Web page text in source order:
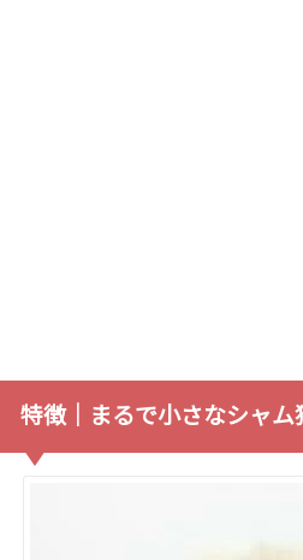
特徴｜まるで小さなシャム